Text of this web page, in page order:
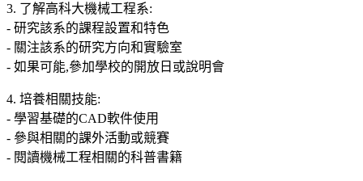
3. 了解高科大機械工程系:
- 研究該系的課程設置和特色
- 關注該系的研究方向和實驗室
- 如果可能,參加學校的開放日或說明會
4. 培養相關技能:
- 學習基礎的CAD軟件使用
- 參與相關的課外活動或競賽
- 閱讀機械工程相關的科普書籍